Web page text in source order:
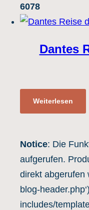
6078
Dantes
Weiterlesen
Notice: Die
aufgerufen.
direkt abgerufen
blog-
includes/